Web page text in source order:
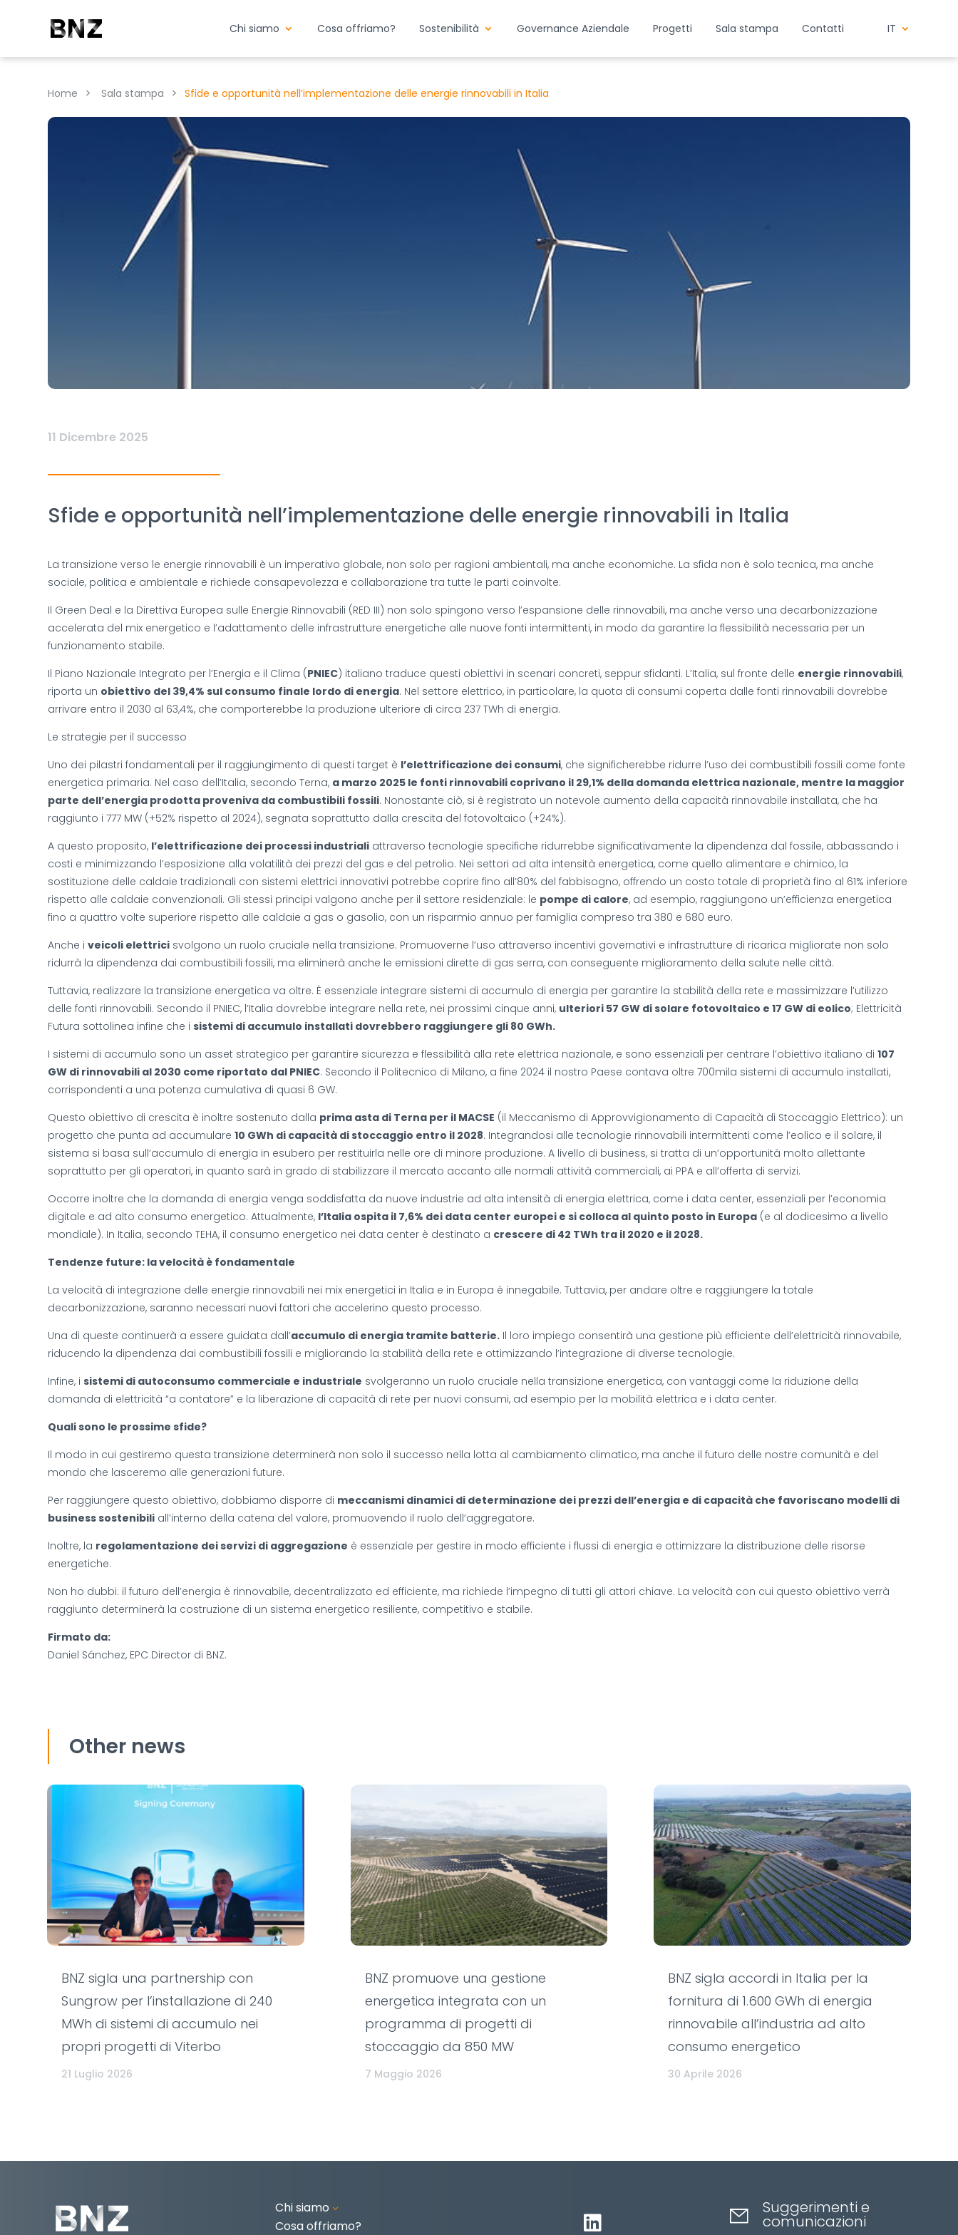
Chi siamo Cosa offriamo? Sostenibilità Governance Aziendale Progetti Sala stampa Contatti IT
Home > Sala stampa > Sfide e opportunità nell’implementazione delle energie rinnovabili in Italia
11 Dicembre 2025
Sfide e opportunità nell’implementazione delle energie rinnovabili in Italia
La transizione verso le energie rinnovabili è un imperativo globale, non solo per ragioni ambientali, ma anche economiche. La sfida non è solo tecnica, ma anche
sociale, politica e ambientale e richiede consapevolezza e collaborazione tra tutte le parti coinvolte.
Il Green Deal e la Direttiva Europea sulle Energie Rinnovabili (RED III) non solo spingono verso l’espansione delle rinnovabili, ma anche verso una decarbonizzazione
accelerata del mix energetico e l’adattamento delle infrastrutture energetiche alle nuove fonti intermittenti, in modo da garantire la flessibilità necessaria per un
funzionamento stabile.
Il Piano Nazionale Integrato per l’Energia e il Clima (PNIEC) italiano traduce questi obiettivi in ​​scenari concreti, seppur sfidanti. L’Italia, sul fronte delle energie rinnovabili,
riporta un obiettivo del 39,4% sul consumo finale lordo di energia. Nel settore elettrico, in particolare, la quota di consumi coperta dalle fonti rinnovabili dovrebbe
arrivare entro il 2030 al 63,4%, che comporterebbe la produzione ulteriore di circa 237 TWh di energia.
Le strategie per il successo
Uno dei pilastri fondamentali per il raggiungimento di questi target è l’elettrificazione dei consumi, che significherebbe ridurre l’uso dei combustibili fossili come fonte
energetica primaria. Nel caso dell’Italia, secondo Terna, a marzo 2025 le fonti rinnovabili coprivano il 29,1% della domanda elettrica nazionale, mentre la maggior
parte dell’energia prodotta proveniva da combustibili fossili. Nonostante ciò, si è registrato un notevole aumento della capacità rinnovabile installata, che ha
raggiunto i 777 MW (+52% rispetto al 2024), segnata soprattutto dalla crescita del fotovoltaico (+24%).
A questo proposito, l’elettrificazione dei processi industriali attraverso tecnologie specifiche ridurrebbe significativamente la dipendenza dal fossile, abbassando i
costi e minimizzando l’esposizione alla volatilità dei prezzi del gas e del petrolio. Nei settori ad alta intensità energetica, come quello alimentare e chimico, la
sostituzione delle caldaie tradizionali con sistemi elettrici innovativi potrebbe coprire fino all’80% del fabbisogno, offrendo un costo totale di proprietà fino al 61% inferiore
rispetto alle caldaie convenzionali. Gli stessi principi valgono anche per il settore residenziale: le pompe di calore, ad esempio, raggiungono un’efficienza energetica
fino a quattro volte superiore rispetto alle caldaie a gas o gasolio, con un risparmio annuo per famiglia compreso tra 380 e 680 euro.
Anche iveicoli elettrici svolgono un ruolo cruciale nella transizione. Promuoverne l’uso attraverso incentivi governativi e infrastrutture di ricarica migliorate non solo
ridurrà la dipendenza dai combustibili fossili, ma eliminerà anche le emissioni dirette di gas serra, con conseguente miglioramento della salute nelle città.
Tuttavia, realizzare la transizione energetica va oltre. È essenziale integrare sistemi di accumulo di energia per garantire la stabilità della rete e massimizzare l’utilizzo
delle fonti rinnovabili. Secondo il PNIEC, l’Italia dovrebbe integrare nella rete, nei prossimi cinque anni, ulteriori 57 GW di solare fotovoltaico e 17 GW di eolico; Elettricità
Futura sottolinea infine che isistemi di accumulo installati dovrebbero raggiungere gli 80 GWh.
I sistemi di accumulo sono un asset strategico per garantire sicurezza e flessibilità alla rete elettrica nazionale, e sono essenziali per centrare l’obiettivo italiano di107
GW di rinnovabili al 2030 come riportato dal PNIEC. Secondo il Politecnico di Milano, a fine 2024 il nostro Paese contava oltre 700mila sistemi di accumulo installati,
corrispondenti a una potenza cumulativa di quasi 6 GW.
Questo obiettivo di crescita è inoltre sostenuto dalla prima asta di Terna per il MACSE (il Meccanismo di Approvvigionamento di Capacità di Stoccaggio Elettrico): un
progetto che punta ad accumulare10 GWh di capacità di stoccaggio entro il 2028. Integrandosi alle tecnologie rinnovabili intermittenti come l’eolico e il solare, il
sistema si basa sull’accumulo di energia in esubero per restituirla nelle ore di minore produzione. A livello di business, si tratta di un’opportunità molto allettante
soprattutto per gli operatori, in quanto sarà in grado di stabilizzare il mercato accanto alle normali attività commerciali, ai PPA e all’offerta di servizi.
Occorre inoltre che la domanda di energia venga soddisfatta da nuove industrie ad alta intensità di energia elettrica, come i data center, essenziali per l’economia
digitale e ad alto consumo energetico. Attualmente, l’Italia ospita il 7,6% dei data center europei e si colloca al quinto posto in Europa (e al dodicesimo a livello
mondiale). In Italia, secondo TEHA, il consumo energetico nei data center è destinato a crescere di 42 TWh tra il 2020 e il 2028.
Tendenze future: la velocità è fondamentale
La velocità di integrazione delle energie rinnovabili nei mix energetici in Italia e in Europa è innegabile. Tuttavia, per andare oltre e raggiungere la totale
decarbonizzazione, saranno necessari nuovi fattori che accelerino questo processo.
Una di queste continuerà a essere guidata dall’accumulo di energia tramite batterie. Il loro impiego consentirà una gestione più efficiente dell’elettricità rinnovabile,
riducendo la dipendenza dai combustibili fossili e migliorando la stabilità della rete e ottimizzando l’integrazione di diverse tecnologie.
Infine, isistemi di autoconsumo commerciale e industriale svolgeranno un ruolo cruciale nella transizione energetica, con vantaggi come la riduzione della
domanda di elettricità “a contatore” e la liberazione di capacità di rete per nuovi consumi, ad esempio per la mobilità elettrica e i data center.
Quali sono le prossime sfide?
Il modo in cui gestiremo questa transizione determinerà non solo il successo nella lotta al cambiamento climatico, ma anche il futuro delle nostre comunità e del
mondo che lasceremo alle generazioni future.
Per raggiungere questo obiettivo, dobbiamo disporre di meccanismi dinamici di determinazione dei prezzi dell’energia e di capacità che favoriscano modelli di
business sostenibili all’interno della catena del valore, promuovendo il ruolo dell’aggregatore.
Inoltre, la regolamentazione dei servizi di aggregazione è essenziale per gestire in modo efficiente i flussi di energia e ottimizzare la distribuzione delle risorse
energetiche.
Non ho dubbi: il futuro dell’energia è rinnovabile, decentralizzato ed efficiente, ma richiede l’impegno di tutti gli attori chiave. La velocità con cui questo obiettivo verrà
raggiunto determinerà la costruzione di un sistema energetico resiliente, competitivo e stabile.
Firmato da:
Daniel Sánchez, EPC Director di BNZ.
Other news
BNZ sigla una partnership con
Sungrow per l’installazione di 240
MWh di sistemi di accumulo nei
propri progetti di Viterbo
21 Luglio 2026
BNZ promuove una gestione
energetica integrata con un
programma di progetti di
stoccaggio da 850 MW
7 Maggio 2026
BNZ sigla accordi in Italia per la
fornitura di 1.600 GWh di energia
rinnovabile all’industria ad alto
consumo energetico
30 Aprile 2026
Chi siamo 3
Cosa offriamo? 
Suggerimenti e
comunicazioni